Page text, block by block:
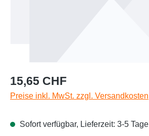
Regulärer Preis:
15,65 CHF
Preise inkl. MwSt. zzgl. Versandkosten
Sofort verfügbar, Lieferzeit: 3-5 Tage